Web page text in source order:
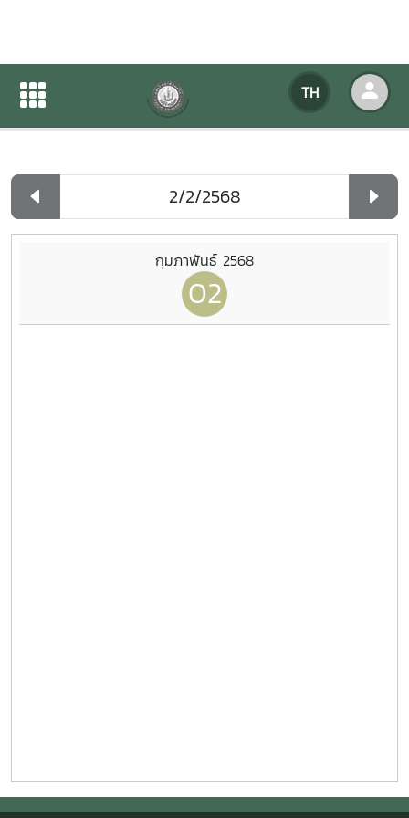
TH
ปฏิทินกิจกรรมของหน่วยงาน
ปฏิทินกิจกรรมของหน่วยงาน
กุมภาพันธ์ 2568
02